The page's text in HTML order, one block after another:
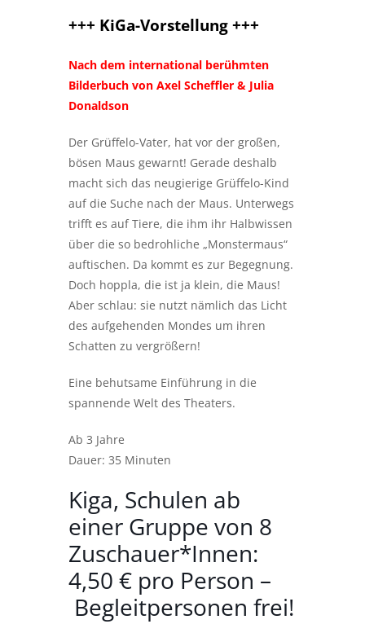
+++ KiGa-Vorstellung +++
Nach dem international berühmten
Bilderbuch von Axel Scheffler & Julia
Donaldson
Der Grüffelo-Vater, hat vor der großen,
bösen Maus gewarnt! Gerade deshalb
macht sich das neugierige Grüffelo-Kind
auf die Suche nach der Maus. Unterwegs
trifft es auf Tiere, die ihm ihr Halbwissen
über die so bedrohliche „Monstermaus“
auftischen. Da kommt es zur Begegnung.
Doch hoppla, die ist ja klein, die Maus!
Aber schlau: sie nutzt nämlich das Licht
des aufgehenden Mondes um ihren
Schatten zu vergrößern!
Eine behutsame Einführung in die
spannende Welt des Theaters.
Ab 3 Jahre
Dauer: 35 Minuten
Kiga, Schulen ab
einer Gruppe von 8
Zuschauer*Innen:
4,50 € pro Person –
Begleitpersonen frei!